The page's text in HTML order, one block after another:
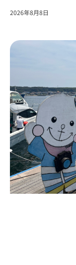
2026年8月8日